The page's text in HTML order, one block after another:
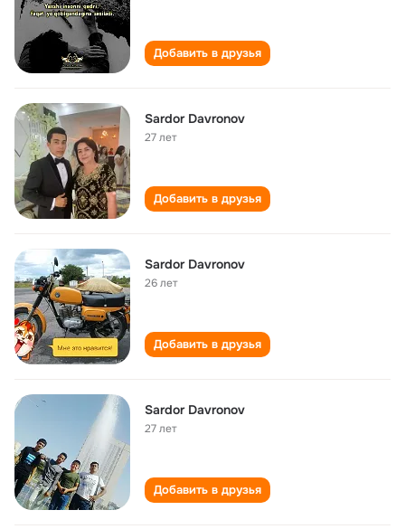
Добавить в друзья
Sardor Davronov
27 лет
Добавить в друзья
Sardor Davronov
26 лет
Добавить в друзья
Sardor Davronov
27 лет
Добавить в друзья